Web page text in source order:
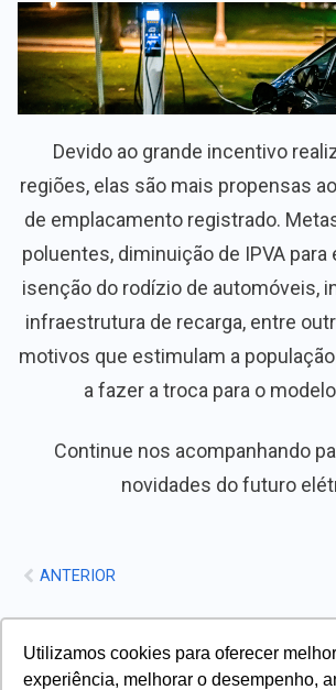
Utilizamos cookies para oferecer melhor
experiência, melhorar o desempenho,
Devido ao grande incentivo
regiões, elas são mais propensas
de emplacamento registrado.
poluentes, diminuição de IPVA
isenção do rodízio de automóveis,
infraestrutura de recarga, entre
motivos que estimulam a
a fazer a troca para o
Continue nos acompanhando
novidades do futuro
ANTERIOR